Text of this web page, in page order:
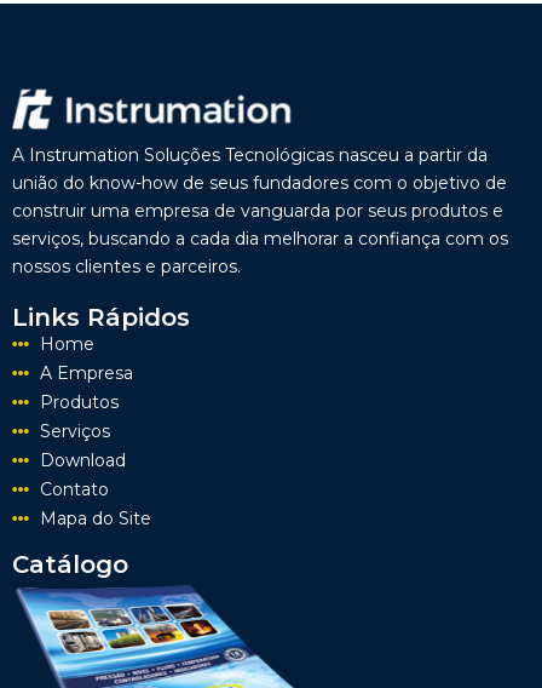
A Instrumation Soluções Tecnológicas nasceu a partir da
união do know-how de seus fundadores com o objetivo de
construir uma empresa de vanguarda por seus produtos e
serviços, buscando a cada dia melhorar a confiança com os
nossos clientes e parceiros.
Links Rápidos
Home
A Empresa
Produtos
Serviços
Download
Contato
Mapa do Site
Catálogo